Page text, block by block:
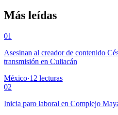
Más leídas
01
Asesinan al creador de contenido
transmisión en Culiacán
México·12 lecturas
02
Inicia paro laboral en Complejo